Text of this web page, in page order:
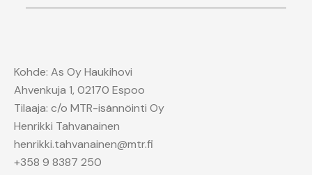
Kohde: As Oy Haukihovi
Ahvenkuja 1, 02170 Espoo
Tilaaja: c/o MTR-isännöinti Oy
Henrikki Tahvanainen
henrikki.tahvanainen@mtr.fi
+358 9 8387 250